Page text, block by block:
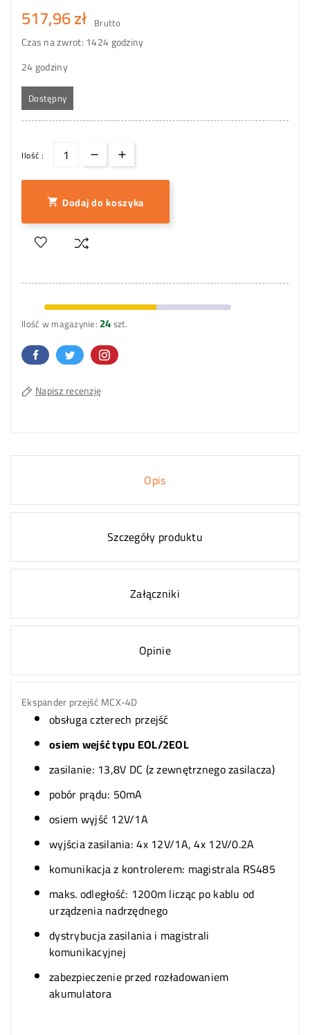
517,96 zł Brutto
Czas na zwrot: 1424 godziny
24 godziny
Dostępny
Ilość :
 Dodaj do koszyka
Ilość w magazynie:24szt.
Napisz recenzję
Opis
Szczegóły produktu
Załączniki
Opinie
Ekspander przejść MCX-4D
obsługa czterech przejść
osiem wejść typu EOL/2EOL
zasilanie: 13,8V DC (z zewnętrznego zasilacza)
pobór prądu: 50mA
osiem wyjść 12V/1A
wyjścia zasilania: 4x 12V/1A, 4x 12V/0.2A
komunikacja z kontrolerem: magistrala RS485
maks. odległość: 1200m licząc po kablu od
urządzenia nadrzędnego
dystrybucja zasilania i magistrali
komunikacyjnej
zabezpieczenie przed rozładowaniem
akumulatora